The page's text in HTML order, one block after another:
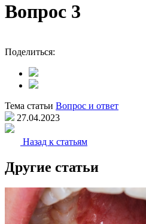
Вопрос 3
Поделиться:
Тема статьи Вопрос и ответ
27.04.2023
Назад к статьям
Другие статьи